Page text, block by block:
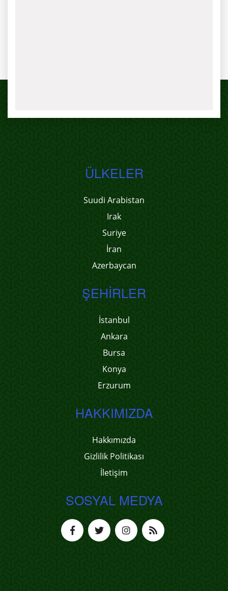
ÜLKELER
Suudi Arabistan
Irak
Suriye
İran
Azerbaycan
ŞEHIRLER
İstanbul
Ankara
Bursa
Konya
Erzurum
HAKKIMIZDA
Hakkımızda
Gizlilik Politikası
İletişim
SOSYAL MEDYA